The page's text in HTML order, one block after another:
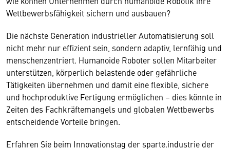
Wettbewerbsfähigkeit sichern und ausbauen?
Die nächste Generation industrieller Automatisierung soll
nicht mehr nur effizient sein, sondern adaptiv, lernfähig und
menschenzentriert. Humanoide Roboter sollen Mitarbeiter
unterstützen, körperlich belastende oder gefährliche
Tätigkeiten übernehmen und damit eine flexible, sichere
und hochproduktive Fertigung ermöglichen – dies könnte in
Zeiten des Fachkräftemangels und globalen Wettbewerbs
entscheidende Vorteile bringen.
Erfahren Sie beim Innovationstag der sparte.industrie der